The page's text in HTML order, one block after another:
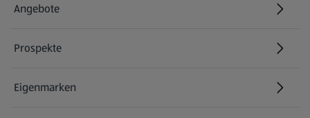
Angebote
Prospekte
Eigenmarken